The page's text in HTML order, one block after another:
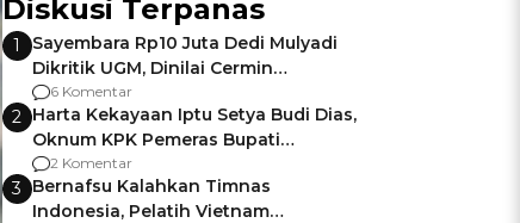
Diskusi Terpanas
1
Sayembara Rp10 Juta Dedi Mulyadi
Dikritik UGM, Dinilai Cermin
Gagalnya Negara Jamin Keamanan
6 Komentar
2 Harta Kekayaan Iptu Setya Budi Dias,
Oknum KPK Pemeras Bupati
Pemalang
2 Komentar
3 Bernafsu Kalahkan Timnas
Indonesia, Pelatih Vietnam